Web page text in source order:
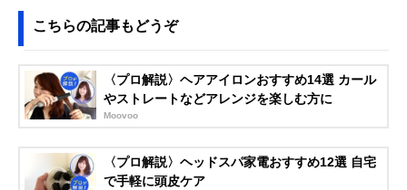
Amazonで見る
any エニィ Vライ
ン ヒートカッター
ルパ KTLP-800
携帯しやすいコン
パクトなスリムデ
ザイン
Vライン
こちらの記事もどうぞ
〈プロ解説〉ヘアアイロンおすすめ14選 カール
やストレートなどアレンジを楽しむ方に
Moovoo
〈プロ解説〉ヘッドスパ家電おすすめ12選 自宅
で手軽に頭皮ケア